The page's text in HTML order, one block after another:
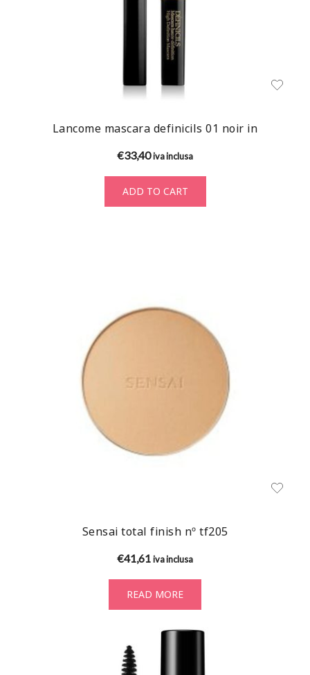
Lancome mascara definicils 01 noir in
€33,40iva inclusa
ADD TO CART
Sensai total finish nº tf205
€41,61iva inclusa
READ MORE